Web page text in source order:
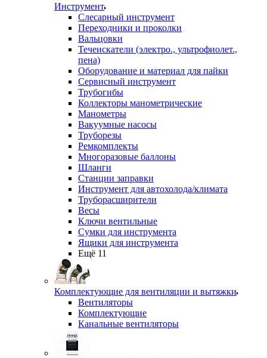
Инструмент
Слесарный инструмент
Переходники и проколки
Вальцовки
Течеискатели (электро., ультрофиолет.,
пена)
Оборудование и материал для пайки
Сервисный инструмент
Трубогибы
Коллекторы манометрические
Манометры
Вакуумные насосы
Труборезы
Ремкомплекты
Многоразовые баллоны
Шланги
Станции заправки
Инструмент для автохолода/климата
Труборасширители
Весы
Ключи вентильные
Сумки для инструмента
Ящики для инструмента
Ещё 11
Комплектующие для вентиляции и вытяжки
Вентиляторы
Комплектующие
Канальные вентиляторы